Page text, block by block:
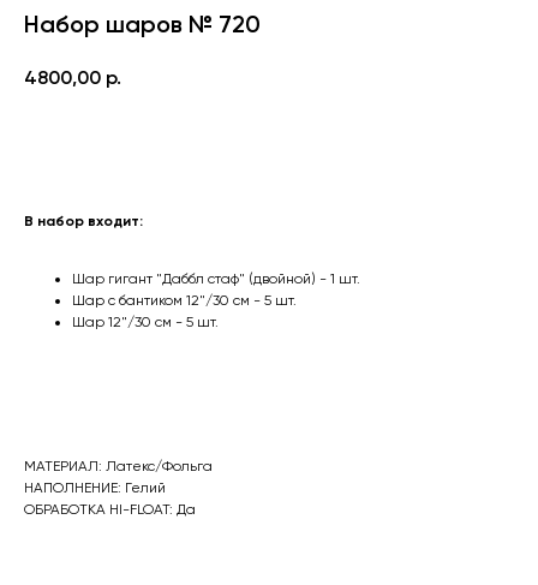
Набор шаров № 720
4800,00 р.
В набор входит:
Шар гигант "Даббл стаф" (двойной) - 1 шт.
Шар с бантиком 12"/30 см - 5 шт.
Шар 12"/30 см - 5 шт.
МАТЕРИАЛ: Латекс/Фольга
НАПОЛНЕНИЕ: Гелий
ОБРАБОТКА HI-FLOAT: Да